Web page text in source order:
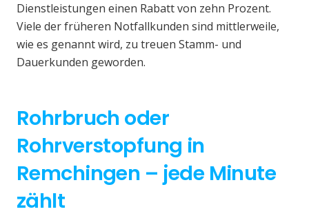
Dienstleistungen einen Rabatt von zehn Prozent.
Viele der früheren Notfallkunden sind mittlerweile,
wie es genannt wird, zu treuen Stamm- und
Dauerkunden geworden.
Rohrbruch oder
Rohrverstopfung in
Remchingen – jede Minute
zählt